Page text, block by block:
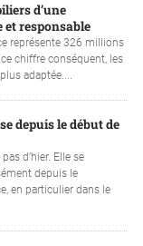
d’une
responsable
représente 326 millions
chiffre conséquent, les
adaptée....
depuis le début de
d’hier. Elle se
depuis le
en particulier dans le